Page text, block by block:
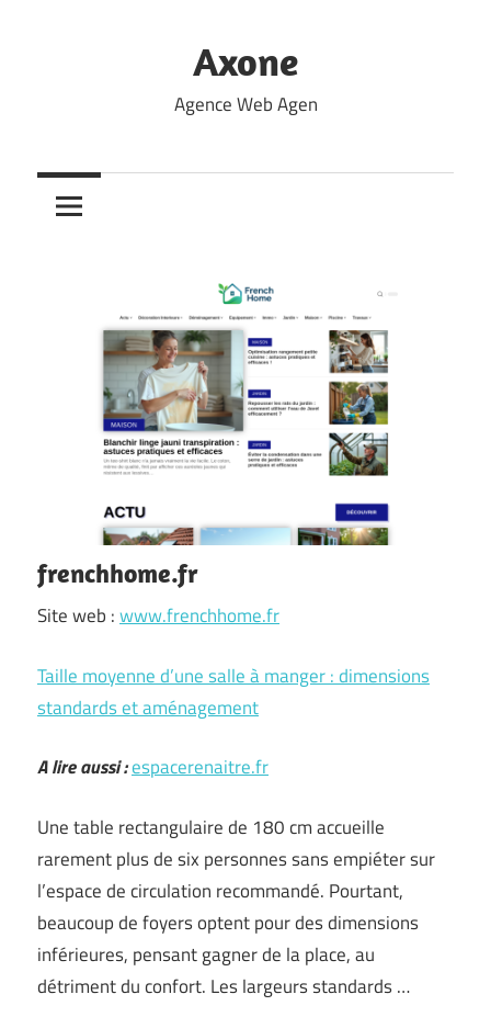
Axone
Agence Web Agen
frenchhome.fr
Site web :www.frenchhome.fr
Taille moyenne d’une salle à manger : dimensions
standards et aménagement
A lire aussi :espacerenaitre.fr
Une table rectangulaire de 180 cm accueille
rarement plus de six personnes sans empiéter sur
l’espace de circulation recommandé. Pourtant,
beaucoup de foyers optent pour des dimensions
inférieures, pensant gagner de la place, au
détriment du confort. Les largeurs standards …